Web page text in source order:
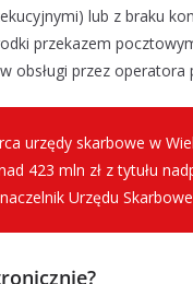
lub z braku
przekazem
obsługi przez operatora
urzędy skarbowe w
423 mln zł z tytułu
Urzędu